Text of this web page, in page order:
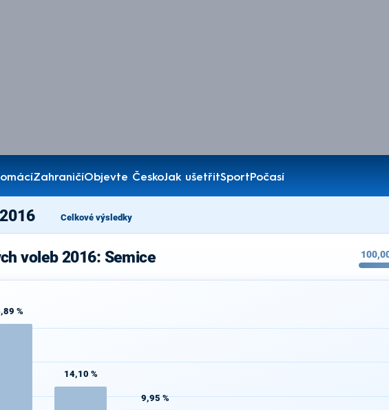
ZahraničíObjevte ČeskoJak ušetřitSportPočasí
Celkové výsledky
voleb 2016: Semice
%
14,10 %
9,95 %